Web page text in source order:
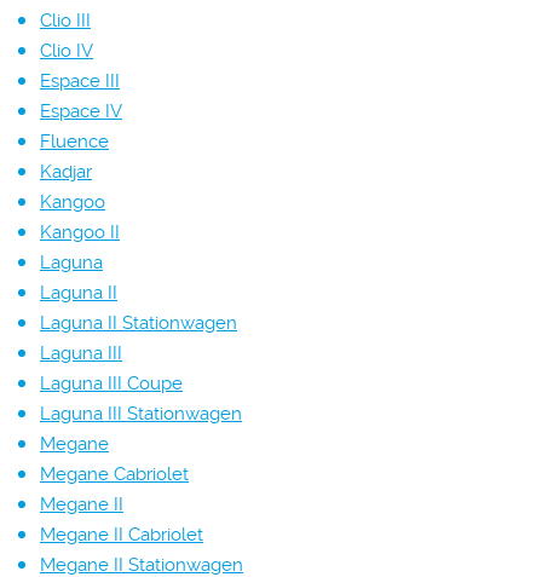
Clio III
Clio IV
Espace III
Espace IV
Fluence
Kadjar
Kangoo
Kangoo II
Laguna
Laguna II
Laguna II Stationwagen
Laguna III
Laguna III Coupe
Laguna III Stationwagen
Megane
Megane Cabriolet
Megane II
Megane II Cabriolet
Megane II Stationwagen